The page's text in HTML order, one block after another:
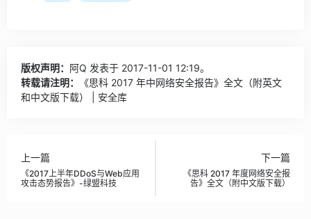
版权声明： 阿Q 发表于 2017-11-01 12:19。
转载请注明：
《思科 2017 年中网络安全报告》全文（附英文
和中文版下载） | 安全库
上一篇
《2017上半年DDoS与Web应用
攻击态势报告》-绿盟科技
下一篇
《思科 2017 年度网络安全报
告》全文（附中文版下载）